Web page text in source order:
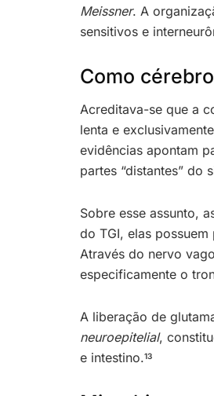
Meissner. A
sensitivos e
Como
Acreditava-se que a
lenta e
evidências apontam
partes “distantes” do
Sobre esse assunto,
do TGI, elas
Através do nervo
especificamente o
A liberação de
neuroepitelial,
e intestino.13